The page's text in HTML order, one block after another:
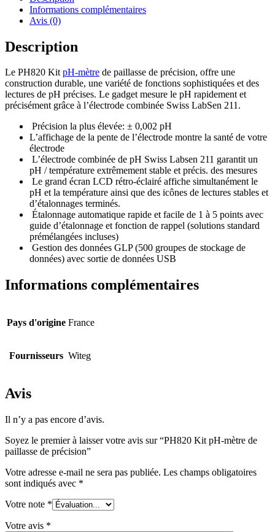
Informations complémentaires
Avis (0)
Description
Le PH820 KitpH-mètre de paillasse de précision, offre une
construction durable, une variété de fonctions sophistiquées et des
lectures de pH précises. Le gadget mesure le pH rapidement et
précisément grâce à l’électrode combinée Swiss LabSen 211.
Précision la plus élevée: ± 0,002 pH
L’affichage de la pente de l’électrode montre la santé de votre
électrode
L’électrode combinée de pH Swiss Labsen 211 garantit un
pH / température extrêmement stable et précis. des mesures
Le grand écran LCD rétro-éclairé affiche simultanément le
pH et la température ainsi que des icônes de lectures stables et
d’étalonnages terminés.
Étalonnage automatique rapide et facile de 1 à 5 points avec
guide d’étalonnage et fonction de rappel (solutions standard
prémélangées incluses)
Gestion des données GLP (500 groupes de stockage de
données) avec sortie de données USB
Informations complémentaires
Pays d'origine France
Fournisseurs Witeg
Avis
Il n’y a pas encore d’avis.
Soyez le premier à laisser votre avis sur “PH820 Kit pH-mètre de
paillasse de précision”
Votre adresse e-mail ne sera pas publiée. Les champs obligatoires
sont indiqués avec *
Votre note *
Votre avis *